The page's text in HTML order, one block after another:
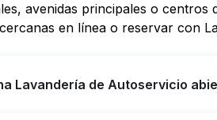
avenidas principales o
en línea o reservar con
Lavandería de Autoservicio